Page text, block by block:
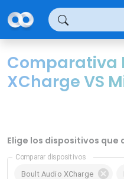
Comparativa
XCharge VS
Elige los dispositivos que
Comparar dispositivos
Boult Audio XCharge
Panel de gestión de cookies